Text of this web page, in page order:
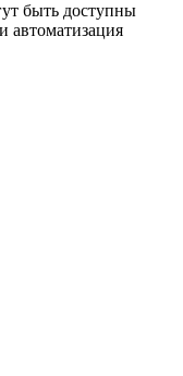
быть доступны
автоматизация